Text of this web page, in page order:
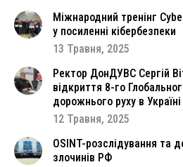
Міжнародний тренінг
у посиленні кібербезпеки
13 Травня, 2025
Ректор ДонДУВС Сергій
відкриття 8-го
дорожнього руху в Україні
12 Травня, 2025
OSINT-розслідування та
злочинів РФ